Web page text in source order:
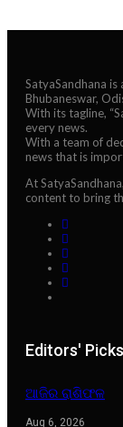
SatyaSandhana
Bhubaneswar,
With its tagline,
every news.
With a team of
news that is
At
content to bring
Editors' Picks
ଆଜିର ରାଶିଫଳ
Aug 6, 2026